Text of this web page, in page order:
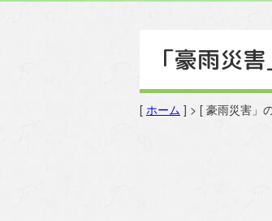
「豪雨災
[ ホーム ] > [ 豪雨災害」